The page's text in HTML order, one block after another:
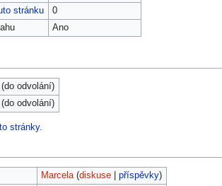
stránku
0
Ano
odvolání)
odvolání)
stránky.
Marcela (diskuse| příspěvky)